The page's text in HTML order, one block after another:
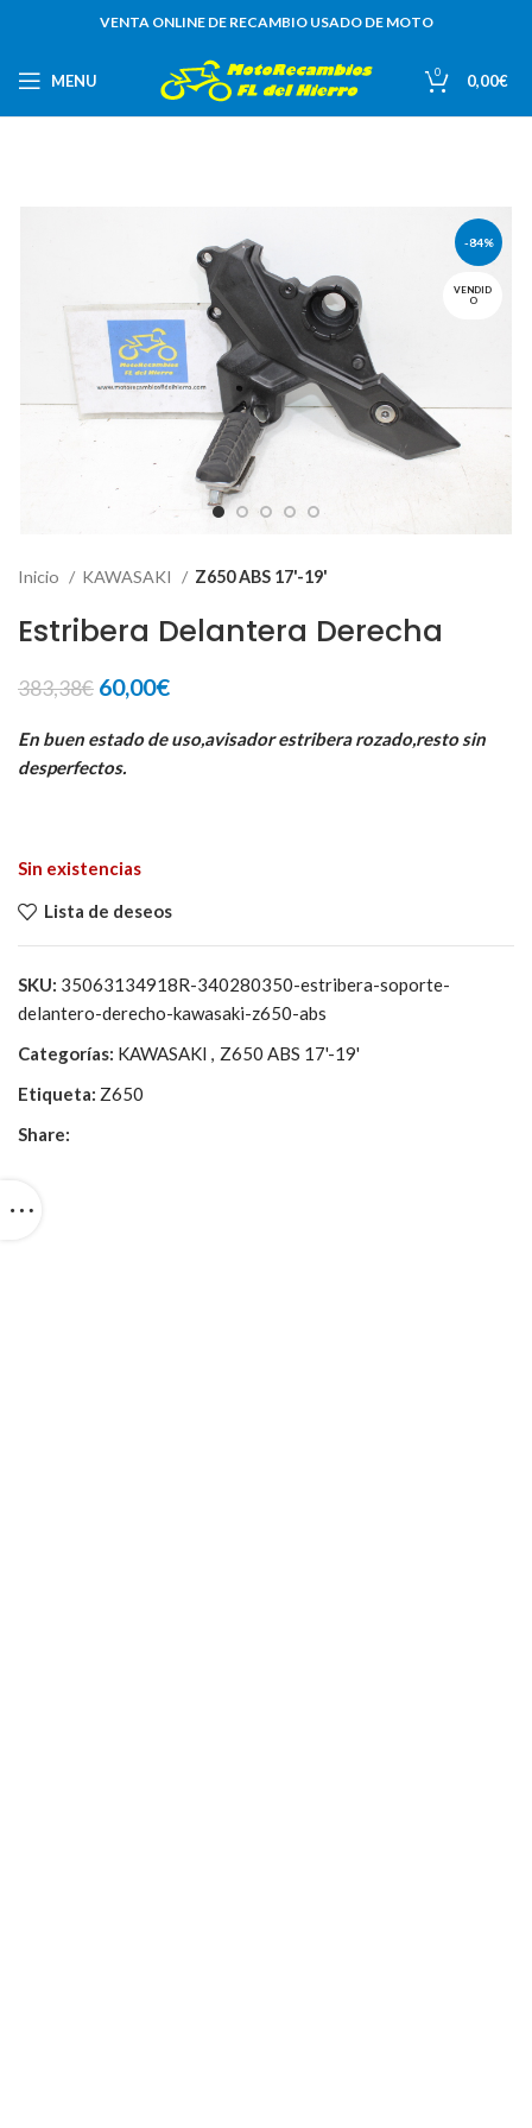
VENTA ONLINE DE RECAMBIO USADO DE MOTO
MENU 0 0,00€
-84%
VENDID
O
Inicio KAWASAKI Z650 ABS 17'-19'
Estribera Delantera Derecha
383,38€ El
original
era:
60,00€El
actual
En buen estado de uso,avisador estribera rozado,resto sin
desperfectos.
Sin existencias
Lista de deseos
SKU: 35063134918R-340280350-estribera-soporte-
delantero-derecho-kawasaki-z650-abs
Categorías: KAWASAKI , Z650 ABS 17'-19'
Etiqueta: Z650
Share: